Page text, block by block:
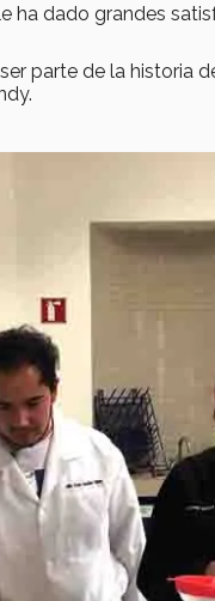
ha dado grandes
parte de la historia